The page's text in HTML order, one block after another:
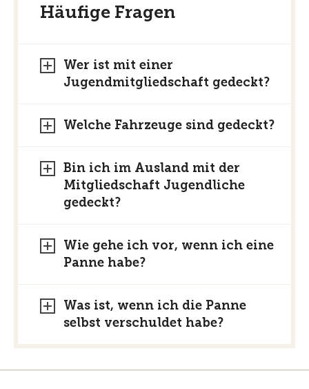
Häufige Fragen
Wer ist mit einer
Jugendmitgliedschaft gedeckt?
Welche Fahrzeuge sind gedeckt?
Bin ich im Ausland mit der
Mitgliedschaft Jugendliche
gedeckt?
Wie gehe ich vor, wenn ich eine
Panne habe?
Was ist, wenn ich die Panne
selbst verschuldet habe?